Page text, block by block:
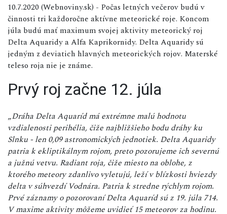
10.7.2020 (Webnoviny.sk) - Počas letných večerov budú v
činnosti tri každoročne aktívne meteorické roje. Koncom
júla budú mať maximum svojej aktivity meteorický roj
Delta Aquaridy a Alfa Kaprikornidy. Delta Aquaridy sú
jedným z deviatich hlavných meteorických rojov. Materské
teleso roja nie je známe.
Prvý roj začne 12. júla
„Dráha Delta Aquaríd má extrémne malú hodnotu
vzdialenosti perihélia, čiže najbližšieho bodu dráhy ku
Slnku - len 0,09 astronomických jednotiek. Delta Aquaridy
patria k ekliptikálnym rojom, preto pozorujeme ich severnú
a južnú vetvu. Radiant roja, čiže miesto na oblohe, z
ktorého meteory zdanlivo vyletujú, leží v blízkosti hviezdy
delta v súhvezdí Vodnára. Patria k stredne rýchlym rojom.
Prvé záznamy o pozorovaní Delta Aquaríd sú z 19. júla 714.
V maxime aktivity môžeme uvidieť 15 meteorov za hodinu.